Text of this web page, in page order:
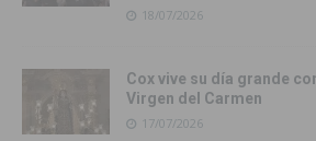
18/07/2026
Cox vive su día grande
Virgen del Carmen
17/07/2026